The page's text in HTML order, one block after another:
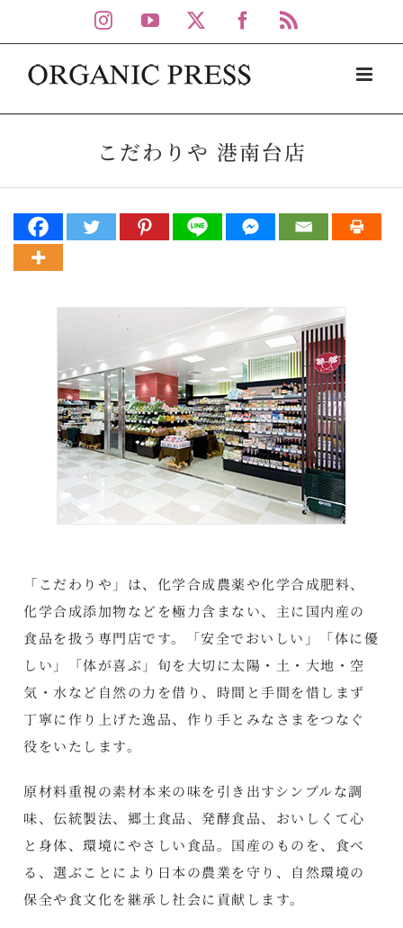
to
content
Instagram
YouTube Facebook
こだわりや 港南台店
「こだわりや」は、化学合成農薬や化学合成肥料、
化学合成添加物などを極力含まない、主に国内産の
食品を扱う専門店です。「安全でおいしい」「体に優
しい」「体が喜ぶ」旬を大切に太陽・土・大地・空
気・水など自然の力を借り、時間と手間を惜しまず
丁寧に作り上げた逸品、作り手とみなさまをつなぐ
役をいたします。
原材料重視の素材本来の味を引き出すシンプルな調
味、伝統製法、郷土食品、発酵食品、おいしくて心
と身体、環境にやさしい食品。国産のものを、食べ
る、選ぶことにより日本の農業を守り、自然環境の
保全や食文化を継承し社会に貢献します。